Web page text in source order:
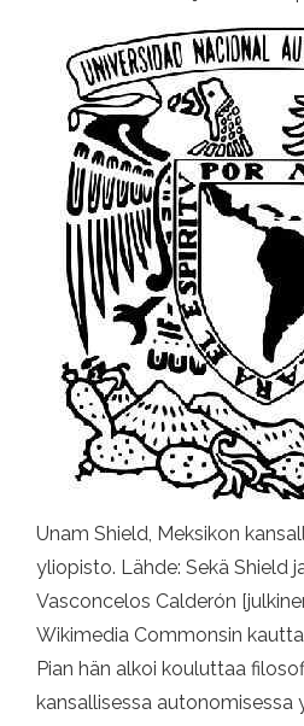
Unam Shield, Meksikon
yliopisto. Lähde: Sekä Shield
Vasconcelos Calderón
Wikimedia Commonsin kautta
Pian hän alkoi kouluttaa
kansallisessa autonomisessa